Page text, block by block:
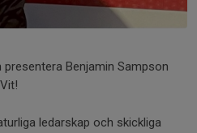
Benjamin Sampson
ledarskap och skickliga